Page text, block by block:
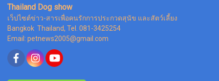
Thailand Dog show
เว็ปไซต์ข่าว-สารเพื่อคนรักการประกวดสุนัข และสัตว์เลี้ยง
Bangkok Thailand, Tel. 081-3425254
Email: petnews2005@gmail.com